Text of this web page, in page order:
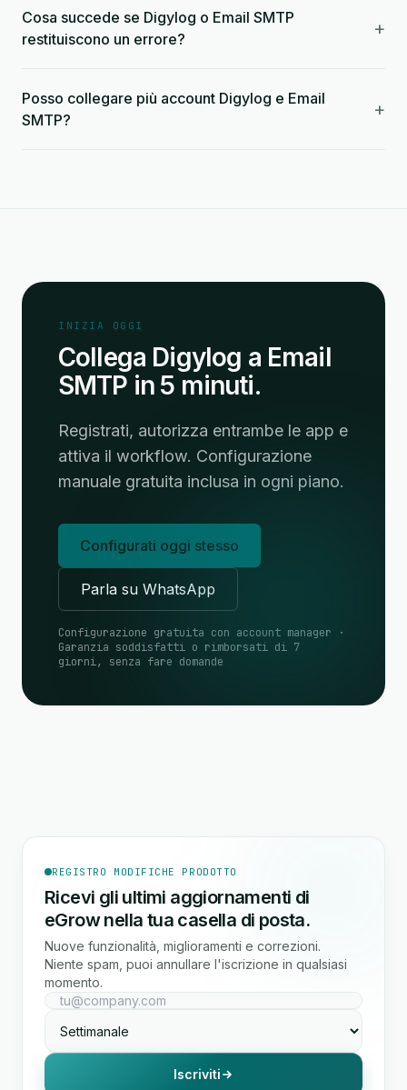
Cosa succede se Digylog o Email SMTP
restituiscono un errore?
+
Posso collegare più account Digylog e Email
SMTP?
+
INIZIA OGGI
Collega Digylog a Email
SMTP in 5 minuti.
Registrati, autorizza entrambe le app e
attiva il workflow. Configurazione
manuale gratuita inclusa in ogni piano.
Configurati oggi stesso
Parla su WhatsApp
Configurazione gratuita con account manager ·
Garanzia soddisfatti o rimborsati di 7
giorni, senza fare domande
REGISTRO MODIFICHE PRODOTTO
Ricevi gli ultimi aggiornamenti di
eGrow nella tua casella di posta.
Nuove funzionalità, miglioramenti e correzioni.
Niente spam, puoi annullare l'iscrizione in qualsiasi
momento.
Iscriviti